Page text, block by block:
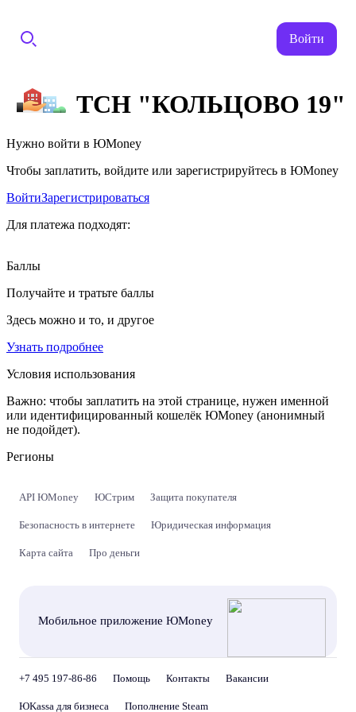
Войти
ТСН "КОЛЬЦОВО 19"
Нужно войти в ЮMoney
Чтобы заплатить, войдите или зарегистрируйтесь в ЮMoney
ВойтиЗарегистрироваться
Для платежа подходят:
Баллы
Получайте и тратьте баллы
Здесь можно и то, и другое
Узнать подробнее
Условия использования
Важно: чтобы заплатить на этой странице, нужен именной
или идентифицированный кошелёк ЮMoney (анонимный
не подойдет).
Регионы
API ЮMoney ЮСтрим Защита покупателя
Безопасность в интернете Юридическая информация
Карта сайта Про деньги
Мобильное приложение ЮMoney
+7 495 197-86-86 Помощь Контакты Вакансии
ЮKassa для бизнеса Пополнение Steam